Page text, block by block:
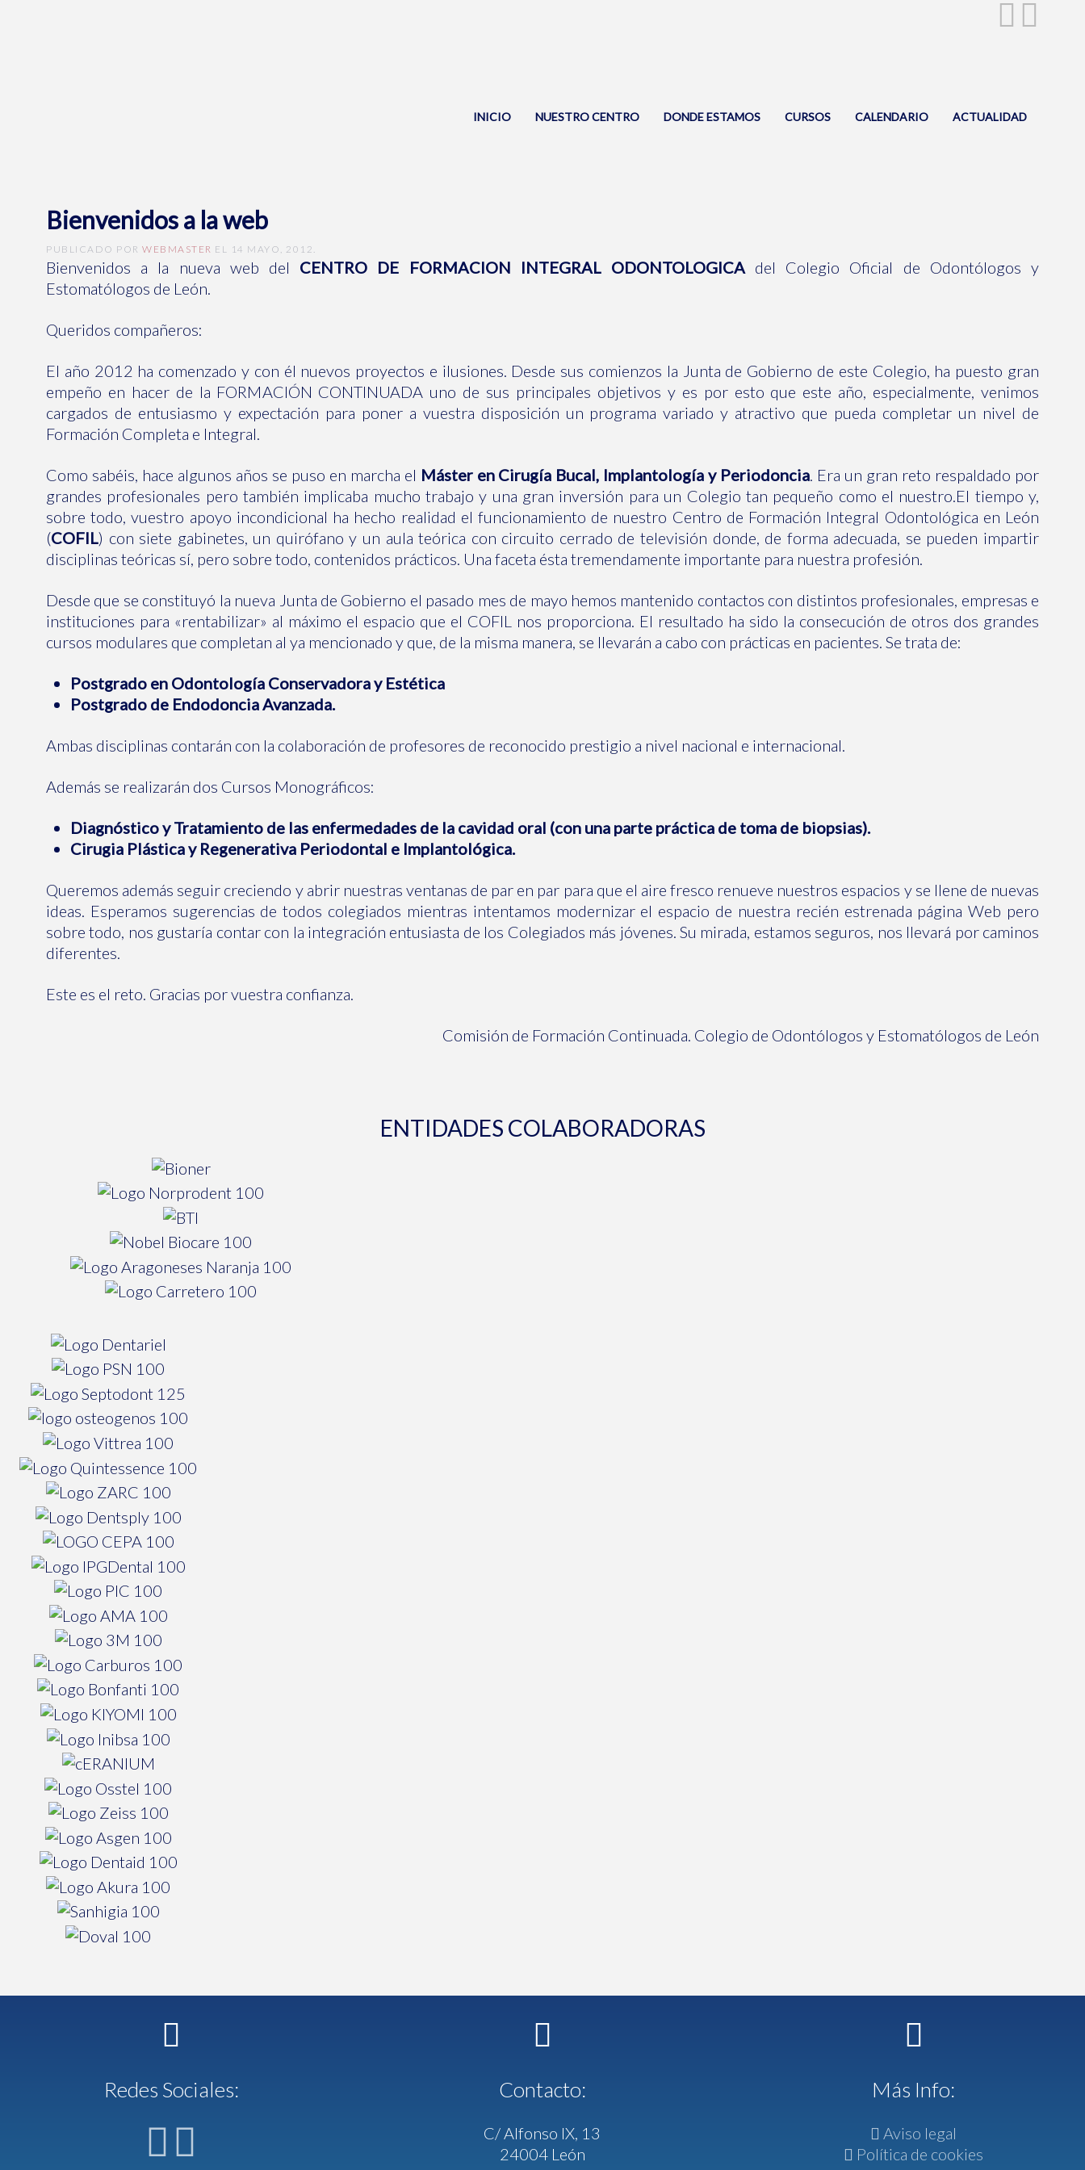
INICIO NUESTRO CENTRO DONDE ESTAMOS CURSOS CALENDARIO ACTUALIDAD
Bienvenidos a la web
PUBLICADO POR WEBMASTER EL 14 MAYO, 2012 .
Bienvenidos a la nueva web del CENTRO DE FORMACION INTEGRAL ODONTOLOGICAdel Colegio Oficial de Odontólogos y
Estomatólogos de León.
Queridos compañeros:
El año 2012 ha comenzado y con él nuevos proyectos e ilusiones. Desde sus comienzos la Junta de Gobierno de este Colegio, ha puesto gran
empeño en hacer de la FORMACIÓN CONTINUADA uno de sus principales objetivos y es por esto que este año, especialmente, venimos
cargados de entusiasmo y expectación para poner a vuestra disposición un programa variado y atractivo que pueda completar un nivel de
Formación Completa e Integral.
Como sabéis, hace algunos años se puso en marcha el Máster en Cirugía Bucal, Implantología y Periodoncia. Era un gran reto respaldado por
grandes profesionales pero también implicaba mucho trabajo y una gran inversión para un Colegio tan pequeño como el nuestro.El tiempo y,
sobre todo, vuestro apoyo incondicional ha hecho realidad el funcionamiento de nuestro Centro de Formación Integral Odontológica en León
(COFIL) con siete gabinetes, un quirófano y un aula teórica con circuito cerrado de televisión donde, de forma adecuada, se pueden impartir
disciplinas teóricas sí, pero sobre todo, contenidos prácticos. Una faceta ésta tremendamente importante para nuestra profesión.
Desde que se constituyó la nueva Junta de Gobierno el pasado mes de mayo hemos mantenido contactos con distintos profesionales, empresas e
instituciones para «rentabilizar» al máximo el espacio que el COFIL nos proporciona. El resultado ha sido la consecución de otros dos grandes
cursos modulares que completan al ya mencionado y que, de la misma manera, se llevarán a cabo con prácticas en pacientes. Se trata de:
Postgrado en Odontología Conservadora y Estética
Postgrado de Endodoncia Avanzada.
Ambas disciplinas contarán con la colaboración de profesores de reconocido prestigio a nivel nacional e internacional.
Además se realizarán dos Cursos Monográficos:
Diagnóstico y Tratamiento de las enfermedades de la cavidad oral (con una parte práctica de toma de biopsias).
Cirugia Plástica y Regenerativa Periodontal e Implantológica.
Queremos además seguir creciendo y abrir nuestras ventanas de par en par para que el aire fresco renueve nuestros espacios y se llene de nuevas
ideas. Esperamos sugerencias de todos colegiados mientras intentamos modernizar el espacio de nuestra recién estrenada página Web pero
sobre todo, nos gustaría contar con la integración entusiasta de los Colegiados más jóvenes. Su mirada, estamos seguros, nos llevará por caminos
diferentes.
Este es el reto. Gracias por vuestra confianza.
Comisión de Formación Continuada. Colegio de Odontólogos y Estomatólogos de León
ENTIDADES COLABORADORAS
Redes Sociales: Contacto:
C/ Alfonso IX, 13
24004 León
Más Info:
Aviso legal
Política de cookies